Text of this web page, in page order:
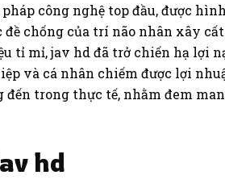
công nghệ top đầu, được
chống của trí não nhân xây
tỉ mỉ, jav hd đã trở chiến hạ lợi
và cá nhân chiếm được lợi
đến trong thực tế, nhằm đem
hd